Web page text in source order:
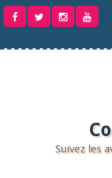
Aller
Suivez les